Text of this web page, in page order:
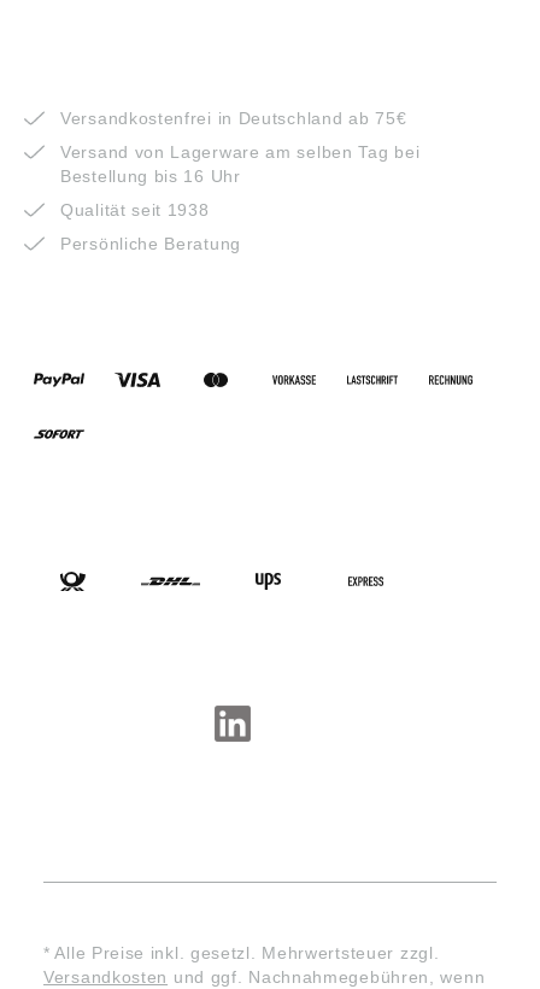
Versandkostenfrei in Deutschland ab 75€
Versand von Lagerware am selben Tag bei
Bestellung bis 16 Uhr
Qualität seit 1938
Persönliche Beratung
* Alle Preise inkl. gesetzl. Mehrwertsteuer zzgl.
Versandkosten und ggf. Nachnahmegebühren, wenn